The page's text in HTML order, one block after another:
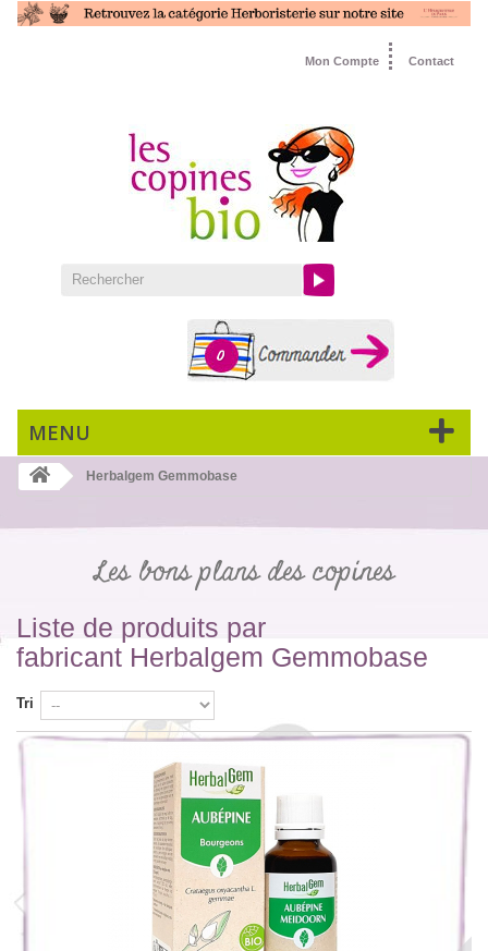
Contact
Mon Compte
0
MENU
Herbalgem Gemmobase
Les bons plans des copines
Liste de produits par
fabricant Herbalgem Gemmobase
Tri